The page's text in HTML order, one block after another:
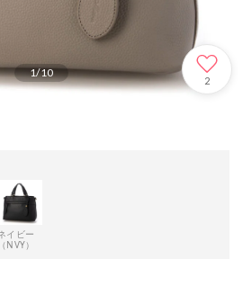
1/10
2
イビー
（NVY）